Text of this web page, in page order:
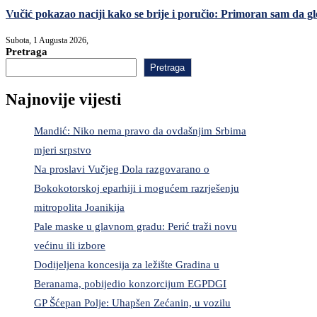
Vučić pokazao naciji kako se brije i poručio: Primoran sam da
Subota, 1 Augusta 2026,
Pretraga
Pretraga
Najnovije vijesti
Mandić: Niko nema pravo da ovdašnjim Srbima
mjeri srpstvo
Na proslavi Vučjeg Dola razgovarano o
Bokokotorskoj eparhiji i mogućem razrješenju
mitropolita Joanikija
Pale maske u glavnom gradu: Perić traži novu
većinu ili izbore
Dodijeljena koncesija za ležište Gradina u
Beranama, pobijedio konzorcijum EGPDGI
GP Šćepan Polje: Uhapšen Zećanin, u vozilu